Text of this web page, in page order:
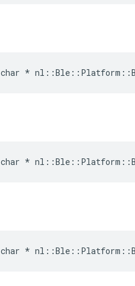
char *
char *
char *